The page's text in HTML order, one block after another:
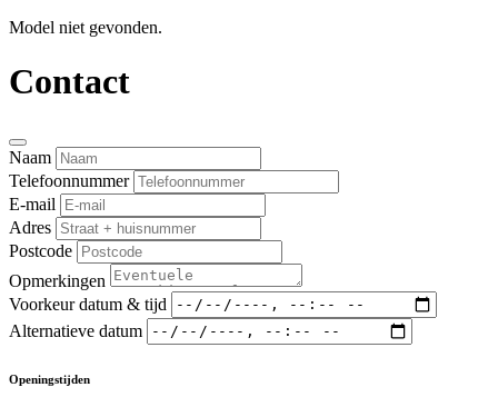
Model niet gevonden.
Contact
Naam
Telefoonnummer
E-mail
Adres
Postcode
Opmerkingen
Voorkeur datum & tijd
Alternatieve datum
Openingstijden